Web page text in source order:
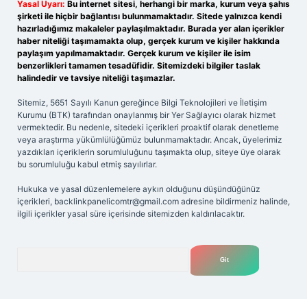
Yasal Uyarı: Bu internet sitesi, herhangi bir marka, kurum veya şahıs
şirketi ile hiçbir bağlantısı bulunmamaktadır. Sitede yalnızca kendi
hazırladığımız makaleler paylaşılmaktadır. Burada yer alan içerikler
haber niteliği taşımamakta olup, gerçek kurum ve kişiler hakkında
paylaşım yapılmamaktadır. Gerçek kurum ve kişiler ile isim
benzerlikleri tamamen tesadüfidir. Sitemizdeki bilgiler taslak
halindedir ve tavsiye niteliği taşımazlar.
Sitemiz, 5651 Sayılı Kanun gereğince Bilgi Teknolojileri ve İletişim
Kurumu (BTK) tarafından onaylanmış bir Yer Sağlayıcı olarak hizmet
vermektedir. Bu nedenle, sitedeki içerikleri proaktif olarak denetleme
veya araştırma yükümlülüğümüz bulunmamaktadır. Ancak, üyelerimiz
yazdıkları içeriklerin sorumluluğunu taşımakta olup, siteye üye olarak
bu sorumluluğu kabul etmiş sayılırlar.
Hukuka ve yasal düzenlemelere aykırı olduğunu düşündüğünüz
içerikleri, backlinkpanelicomtr@gmail.com adresine bildirmeniz halinde,
ilgili içerikler yasal süre içerisinde sitemizden kaldırılacaktır.